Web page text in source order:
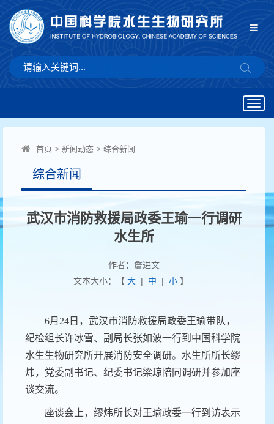
首页 > 新闻动态 > 综合新闻
综合新闻
武汉市消防救援局政委王瑜一行调研
水生所
作者：詹进文
文本大小：【 大| 中 | 小】
6月24日，武汉市消防救援局政委王瑜带队，
纪检组长许冰雪、副局长张如波一行到 中国科学院
水生生物研究所开展消防安全调研。水生所所长缪
炜，党委副书记、纪委书记梁琼陪同 调研并参加座
谈交流。
座谈会上，缪炜所长对王瑜政委一行到访表示